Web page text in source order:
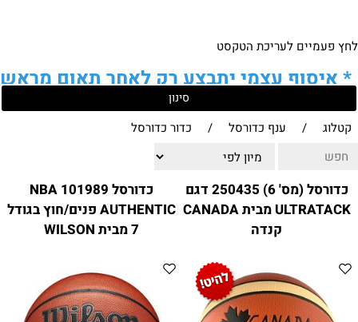
לחץ פעמיים לעריכת הטקסט
*איסוף עצמי יתבצע רק לאחר תאום מראש
של הלקוח מול נציגנו!
לבירור נוסף ניתן ליצור עמנו קשר:
ווטצאפ הודעות בלבד ):
מענה טלפוני: 04-8411075
,
04-8411010
בין השעות 9:00-17:00
דוא"ל:citysport1@013.net
citysport2@013.net
סינון
קטלוג / ענף כדורסל / כדור כדורסל
כדורסל (מס' 6) 250435 דגם
ULTRATACK מבית CANADA
קנדה
כדורסל 101989 NBA
AUTHENTIC פנים/חוץ בגודל
7 מבית WILSON